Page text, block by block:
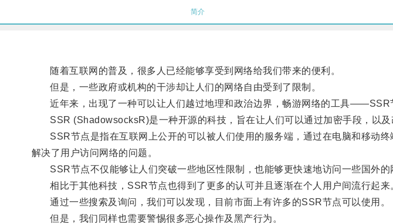
简介
随着互联网的普及，很多人已经能够享受到网络给我们带来的便利。
但是，一些政府或机构的干涉却让人们的网络自由受到了限制。
近年来，出现了一种可以让人们越过地理和政治边界，畅游网络的工具——SSR
SSR (ShadowsocksR)是一种开源的科技，旨在让人们可以通过加密手段，以及
SSR节点是指在互联网上公开的可以被人们使用的服务端，通过在电脑和移动终
解决了用户访问网络的问题。
SSR节点不仅能够让人们突破一些地区性限制，也能够更快速地访问一些国外的
相比于其他科技，SSR节点也得到了更多的认可并且逐渐在个人用户间流行起来
通过一些搜索及询问，我们可以发现，目前市面上有许多的SSR节点可以使用。
但是，我们同样也需要警惕很多恶心操作及黑产行为。